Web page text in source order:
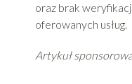
oraz brak
oferowanych usług.
Artykuł